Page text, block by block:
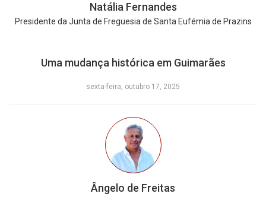
Natália Fernandes
Presidente da Junta de Freguesia de Santa Eufémia de Prazins
Uma mudança histórica em Guimarães
sexta-feira, outubro 17, 2025
Ângelo de Freitas